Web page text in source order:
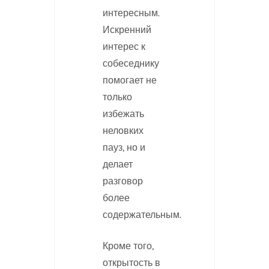
интересным.
Искренний
интерес к
собеседнику
помогает не
только
избежать
неловких
пауз, но и
делает
разговор
более
содержательным.
Кроме того,
открытость в